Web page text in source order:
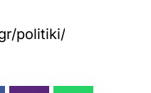
politiki/814500/